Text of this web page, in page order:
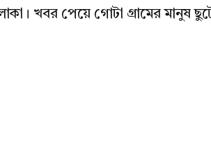
খবর পেয়ে গোটা গ্রামের মানুষ